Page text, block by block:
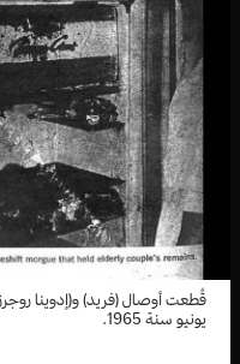
يونيو سنة 1965.